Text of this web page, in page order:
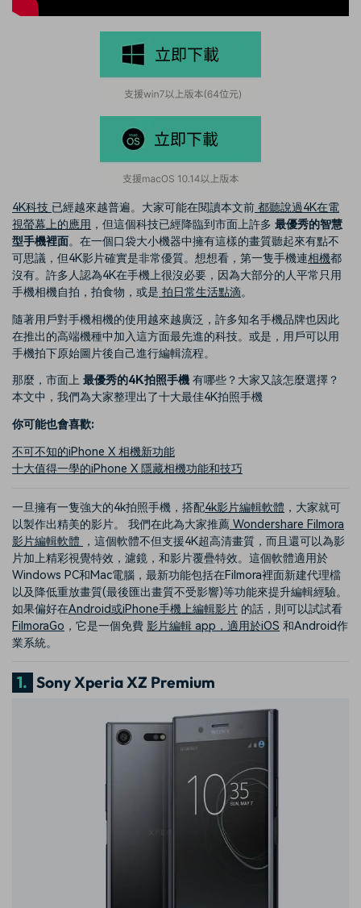
4K科技 已經越來越普遍。大家可能在閱讀本文前 都聽說過4K在電
視螢幕上的應用 ，但這個科技已經降臨到市面上許多 最優秀的智慧
型手機裡面。在一個口袋大小機器中擁有這樣的畫質聽起來有點不
可思議，但4K影片確實是非常優質。想想看，第一隻手機連相機都
沒有。許多人認為4K在手機上很沒必要，因為大部分的人平常只用
手機相機自拍，拍食物，或是 拍日常生活點滴。
隨著用戶對手機相機的使用越來越廣泛，許多知名手機品牌也因此
在推出的高端機種中加入這方面最先進的科技。或是，用戶可以用
手機拍下原始圖片後自己進行編輯流程。
那麼，市面上 最優秀的4K拍照手機 有哪些？大家又該怎麼選擇？
本文中，我們為大家整理出了十大最佳4K拍照手機
你可能也會喜歡:
不可不知的iPhone X 相機新功能
十大值得一學的iPhone X 隱藏相機功能和技巧
一旦擁有一隻強大的4k拍照手機，搭配4k影片編輯軟體 ，大家就可
以製作出精美的影片。 我們在此為大家推薦 Wondershare Filmora
影片編輯軟體
，這個軟體不但支援4K超高清畫質，而且還可以為影
片加上精彩視覺特效，濾鏡，和影片覆疊特效。這個軟體適用於
Windows PC和Mac電腦，最新功能包括在Filmora裡面新建代理檔
以及降低重放畫質(最後匯出畫質不受影響)等功能來提升編輯經驗。
如果偏好在Android或iPhone手機上編輯影片 的話，則可以試試看
FilmoraGo ，它是一個免費 影片編輯 app，適用於iOS 和Android作
業系統。
1. Sony Xperia XZ Premium